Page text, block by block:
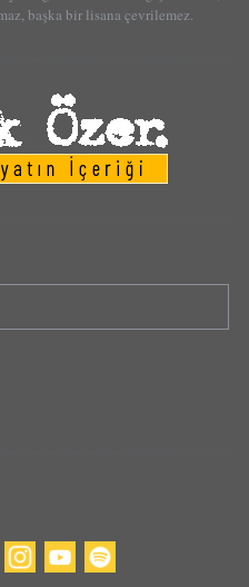
başka bir lisana çevrilemez.